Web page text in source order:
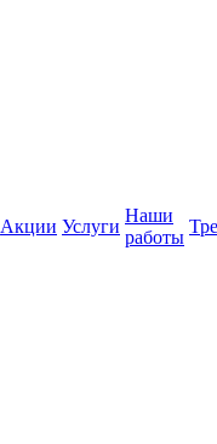
Акции Услуги
Наши
работы